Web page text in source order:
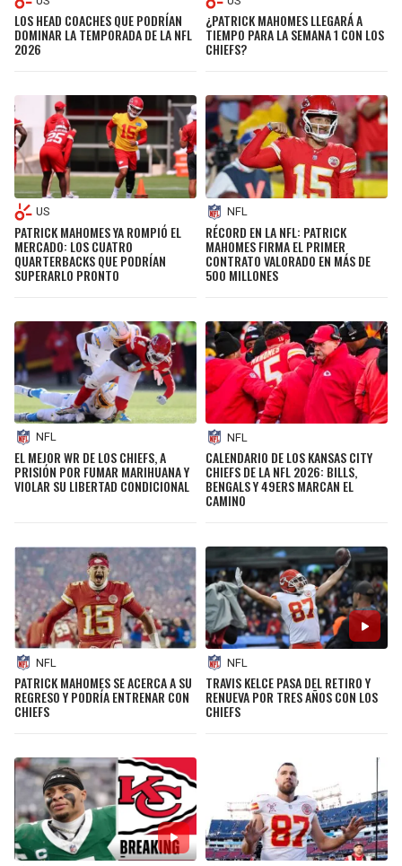
LOS HEAD COACHES QUE PODRÍAN
DOMINAR LA TEMPORADA DE LA NFL
2026
¿PATRICK MAHOMES LLEGARÁ A
TIEMPO PARA LA SEMANA 1 CON LOS
CHIEFS?
US
PATRICK MAHOMES YA ROMPIÓ EL
MERCADO: LOS CUATRO
QUARTERBACKS QUE PODRÍAN
SUPERARLO PRONTO
NFL
RÉCORD EN LA NFL: PATRICK
MAHOMES FIRMA EL PRIMER
CONTRATO VALORADO EN MÁS DE
500 MILLONES
NFL
EL MEJOR WR DE LOS CHIEFS, A
PRISIÓN POR FUMAR MARIHUANA Y
VIOLAR SU LIBERTAD CONDICIONAL
NFL
CALENDARIO DE LOS KANSAS CITY
CHIEFS DE LA NFL 2026: BILLS,
BENGALS Y 49ERS MARCAN EL
CAMINO
NFL
PATRICK MAHOMES SE ACERCA A SU
REGRESO Y PODRÍA ENTRENAR CON
CHIEFS
NFL
TRAVIS KELCE PASA DEL RETIRO Y
RENUEVA POR TRES AÑOS CON LOS
CHIEFS